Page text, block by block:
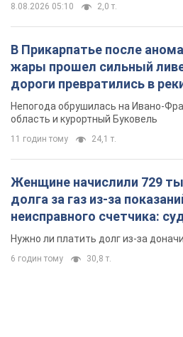
8.08.2026 05:10 2,0 т.
В Прикарпатье после
жары прошел сильный
дороги превратились в
Непогода обрушилась на Ивано-
область и курортный Буковель
11 годин тому 24,1 т.
Женщине начислили 729
долга за газ из-за
неисправного счетчика:
вынес неожиданное
Нужно ли платить долг из-за
6 годин тому 30,8 т.